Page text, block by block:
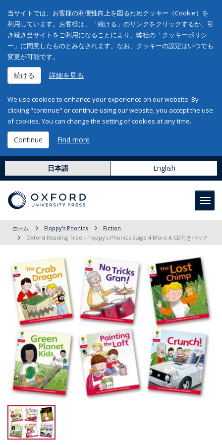
当サイトでは、お客様の利便性向上を図るためクッキー（Cookie）を
利用しています。お客様は、「続ける」のリンクをクリックするか、引
き続き当サイトをご利用になることにより、弊社の「クッキーポリシ
ー」に同意したものとみなされます。なお、クッキーの設定はいつでも
変更が可能です。
続ける 詳細を見る
We use cookies to enhance your experience on our website. By
clicking "continue" or continue using our website, you accept the use
of cookies. You can change the setting of cookies at any time.
Continue Find more
日本語 English
ホーム Floppy's Phonics
Fiction
Oxford Reading Tree - Floppy's Phonics Stage 4 More A CD付きパック